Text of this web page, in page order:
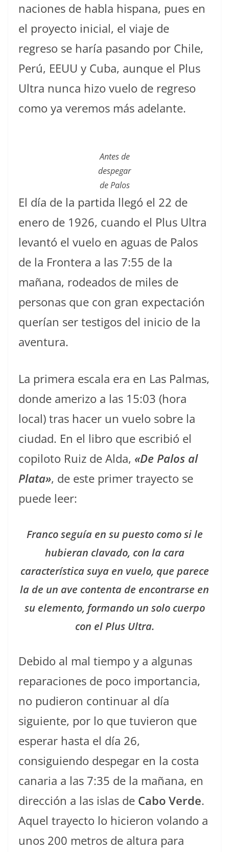
naciones de habla hispana, pues en
el proyecto inicial, el viaje de
regreso se haría pasando por Chile,
Perú, EEUU y Cuba, aunque el Plus
Ultra nunca hizo vuelo de regreso
como ya veremos más adelante.
Antes de
despegar
de Palos
El día de la partida llegó el 22 de
enero de 1926, cuando el Plus Ultra
levantó el vuelo en aguas de Palos
de la Frontera a las 7:55 de la
mañana, rodeados de miles de
personas que con gran expectación
querían ser testigos del inicio de la
aventura.
La primera escala era en Las Palmas,
donde amerizo a las 15:03 (hora
local) tras hacer un vuelo sobre la
ciudad. En el libro que escribió el
copiloto Ruiz de Alda, «De Palos al
Plata», de este primer trayecto se
puede leer:
Franco seguía en su puesto como si le
hubieran clavado, con la cara
característica suya en vuelo, que parece
la de un ave contenta de encontrarse en
su elemento, formando un solo cuerpo
con el Plus Ultra.
Debido al mal tiempo y a algunas
reparaciones de poco importancia,
no pudieron continuar al día
siguiente, por lo que tuvieron que
esperar hasta el día 26,
consiguiendo despegar en la costa
canaria a las 7:35 de la mañana, en
dirección a las islas de Cabo Verde.
Aquel trayecto lo hicieron volando a
unos 200 metros de altura para